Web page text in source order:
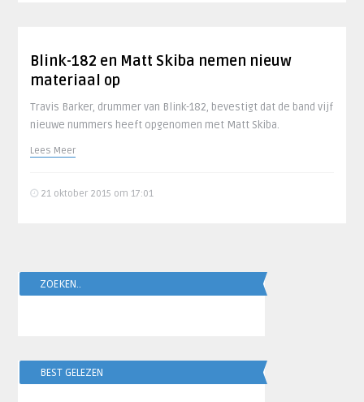
Blink-182 en Matt Skiba nemen nieuw
materiaal op
Travis Barker, drummer van Blink-182, bevestigt dat de band vijf
nieuwe nummers heeft opgenomen met Matt Skiba.
Lees Meer
21 oktober 2015 om 17:01
ZOEKEN..
BEST GELEZEN